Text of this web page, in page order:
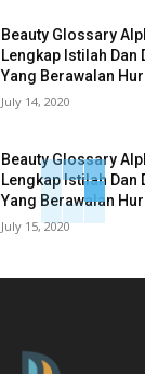
Beauty Glossary
Lengkap Istilah Dan
Yang Berawalan
July 14, 2020
Beauty Glossary
Lengkap Istilah Dan
Yang Berawalan
July 15, 2020